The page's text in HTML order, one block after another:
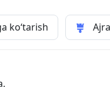
ko‘tarish